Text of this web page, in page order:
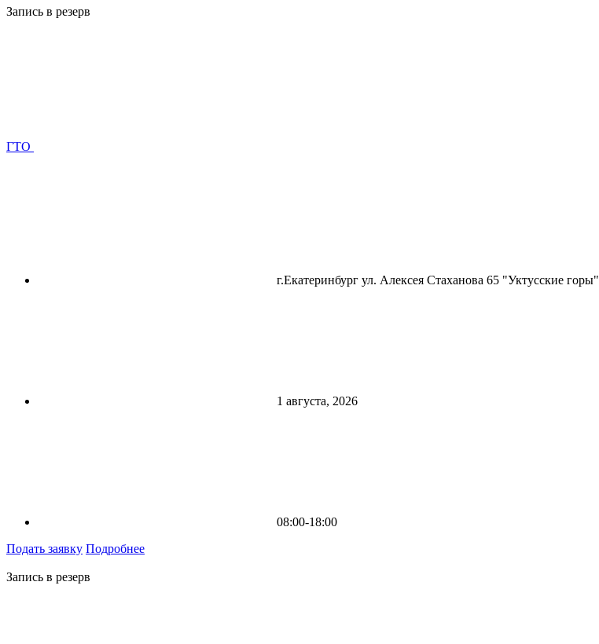
Запись в резерв
ГТО
г.Екатеринбург ул. Алексея Стаханова 65 "Уктусские горы"
1 августа, 2026
08:00-18:00
Подать заявку Подробнее
Запись в резерв